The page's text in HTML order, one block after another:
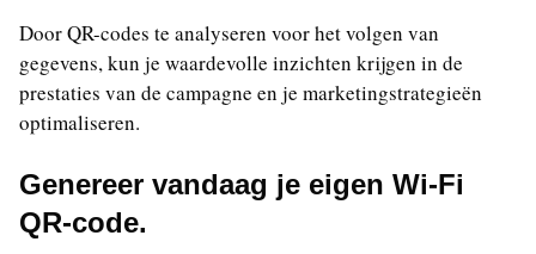
Door QR-codes te analyseren voor het volgen van
gegevens, kun je waardevolle inzichten krijgen in de
prestaties van de campagne en je marketingstrategieën
optimaliseren.
Genereer vandaag je eigen Wi-Fi
QR-code.